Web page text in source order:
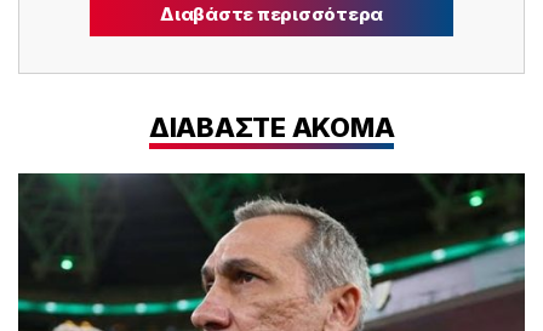
Διαβάστε περισσότερα
ΔΙΑΒΑΣΤΕ ΑΚΟΜΑ